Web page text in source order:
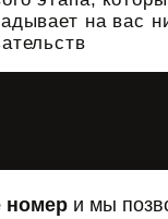
на вас
номери мы